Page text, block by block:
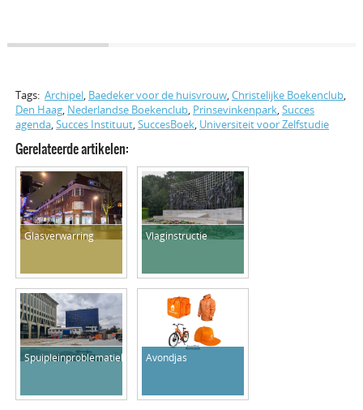
Tags: Archipel, Baedeker voor de huisvrouw,Christelijke Boekenclub,
Den Haag, Nederlandse Boekenclub, Prinsevinkenpark,Succes
agenda,Succes Instituut,SuccesBoek, Universiteit voor Zelfstudie
Gerelateerde artikelen:
Glasverwarring Vlaginstructie
Spuipleinproblematiek Avondjas